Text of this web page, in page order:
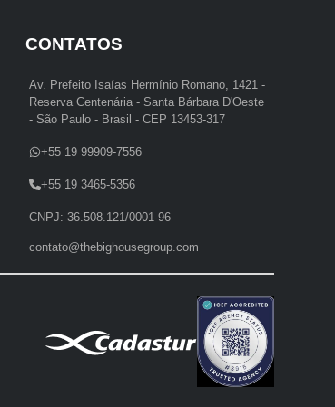
CONTATOS
Av. Prefeito Isaías Hermínio Romano, 1421 -
Reserva Centenária - Santa Bárbara D'Oeste
- São Paulo - Brasil - CEP 13453-317
+55 19 99909-7556
+55 19 3465-5356
CNPJ: 36.508.121/0001-96
contato@thebighousegroup.com